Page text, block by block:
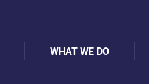
WHAT WE DO